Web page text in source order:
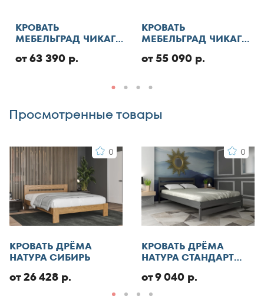
130x185
130x186
130x190
140x185
140x190
140x195
140x200
140x210
145x200
150x185
150x190
Отменить
Добавить отзыв
КРОВАТЬ
МЕБЕЛЬГРАД ЧИКАГО
от 63 390 р.
КРОВАТЬ
МЕБЕЛЬГРАД ЧИКАГО
от 55 090 р.
Просмотренные товары
0
КРОВАТЬ ДРЁМА
НАТУРА СИБИРЬ
от 26 428 р.
0
КРОВАТЬ ДРЁМА
НАТУРА СТАНДАРТ
от 9 040 р.